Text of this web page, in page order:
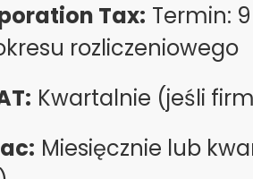
Tax: Termin:
rozliczeniowego
Kwartalnie (jeśli
Miesięcznie lub